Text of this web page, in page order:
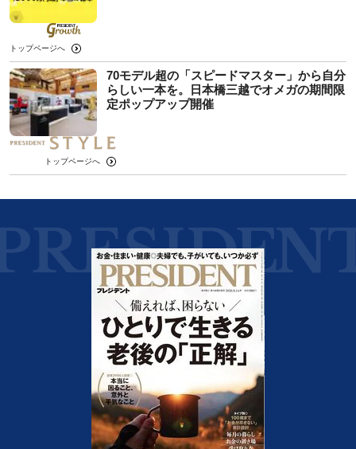
トップページへ
70モデル超の「スピードマスター」から自分
らしい一本を。日本橋三越でオメガの期間限
定ポップアップ開催
トップページへ